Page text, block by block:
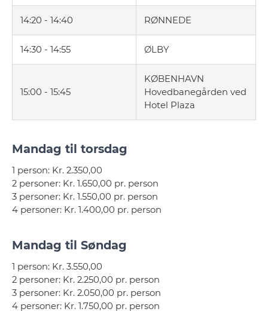
14:20 - 14:40 RØNNEDE
14:30 - 14:55 ØLBY
15:00 - 15:45
KØBENHAVN
Hovedbanegården ved
Hotel Plaza
Mandag til torsdag
1 person: Kr. 2.350,00
2 personer: Kr. 1.650,00 pr. person
3 personer: Kr. 1.550,00 pr. person
4 personer: Kr. 1.400,00 pr. person
Mandag til Søndag
1 person: Kr. 3.550,00
2 personer: Kr. 2.250,00 pr. person
3 personer: Kr. 2.050,00 pr. person
4 personer: Kr. 1.750,00 pr. person